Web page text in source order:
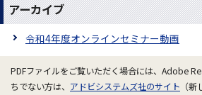
アーカイブ
令和4年度オンラインセミナー動画
PDFファイルをご覧いただく場合には、Adobe
ちでない方は、 アドビシステムズ社のサイト （